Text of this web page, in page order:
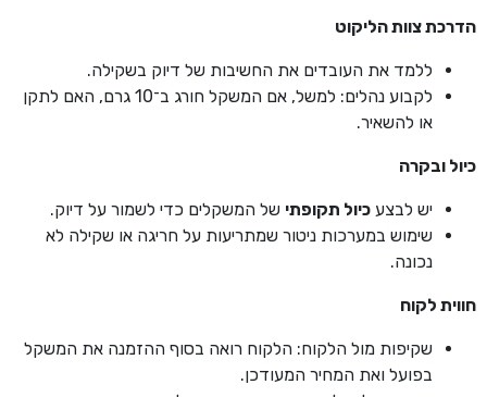
הדרכת צוות הליקוט
ללמד את העובדים את החשיבות של דיוק בשקילה.
לקבוע נהלים: למשל, אם המשקל חורג ב־10 גרם, האם לתקן
או להשאיר.
כיול ובקרה
יש לבצע כיול תקופתי של המשקלים כדי לשמור על דיוק.
שימוש במערכות ניטור שמתריעות על חריגה או שקילה לא
נכונה.
חווית לקוח
שקיפות מול הלקוח: הלקוח רואה בסוף ההזמנה את המשקל
בפועל ואת המחיר המעודכן.